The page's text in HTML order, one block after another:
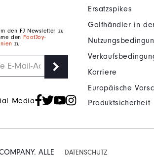
den FJ Newsletter zu
den FootJoy-
zu.
Media
Ersatzspikes
Golfhändler in
Karriere
Europäische
Produktsicherheit
ALLE
DATENSCHUTZ